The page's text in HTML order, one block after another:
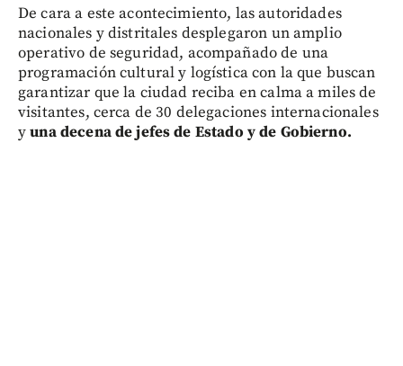
De cara a este acontecimiento, las autoridades
nacionales y distritales desplegaron un amplio
operativo de seguridad, acompañado de una
programación cultural y logística con la que buscan
garantizar que la ciudad reciba en calma a miles de
visitantes, cerca de 30 delegaciones internacionales
yuna decena de jefes de Estado y de Gobierno.